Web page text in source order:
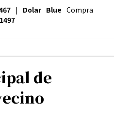
| Dolar Blue Compra
de